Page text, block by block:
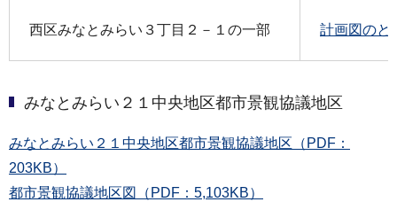
西区みなとみらい３丁目２－１の一部 計画図のと
みなとみらい２１中央地区都市景観協議地区
みなとみらい２１中央地区都市景観協議地区（PDF：
203KB）
都市景観協議地区図（PDF：5,103KB）